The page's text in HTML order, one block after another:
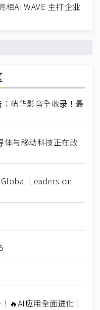
相AI WAVE 主打企业
精华影音全收录！最
体与移动科技正在改
Leaders on
🔥AI应用全面进化！